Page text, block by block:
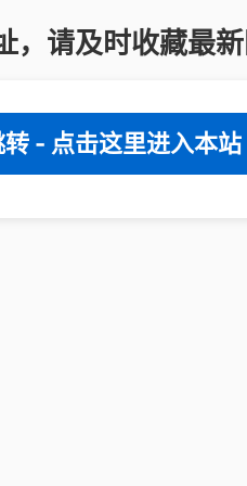
，请及时收藏最
- 点击这里进入本站